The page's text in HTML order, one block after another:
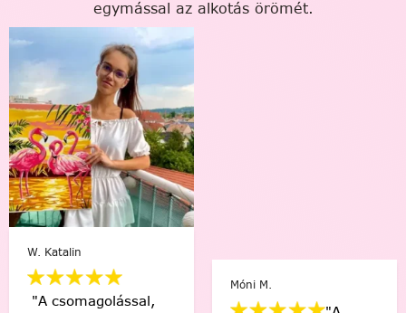
egymással az alkotás örömét.
Móni M.